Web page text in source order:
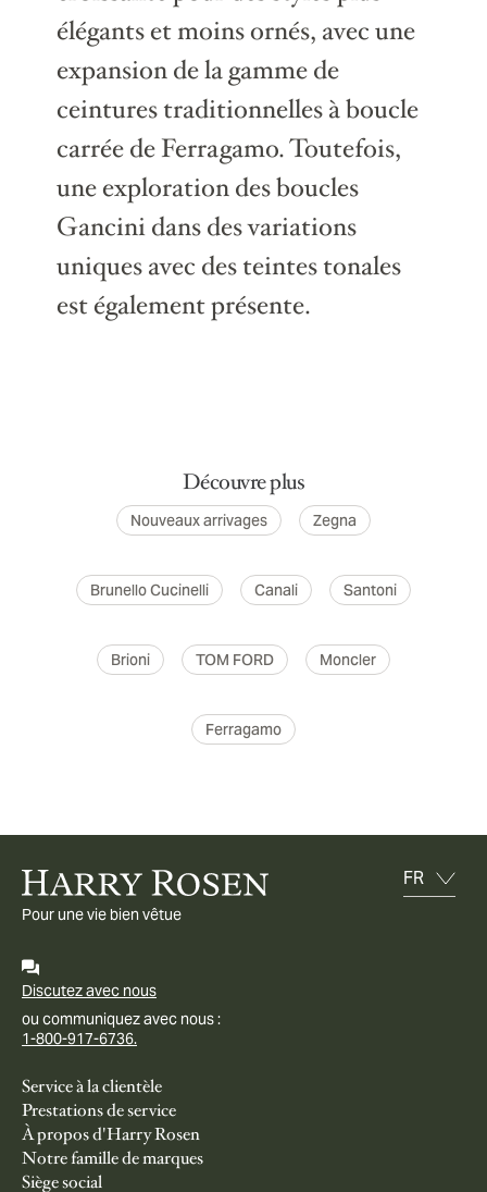
élégants et moins ornés, avec une
expansion de la gamme de
ceintures traditionnelles à boucle
carrée de Ferragamo. Toutefois,
une exploration des boucles
Gancini dans des variations
uniques avec des teintes tonales
est également présente.
Découvre plus
Nouveaux arrivages Zegna
Brunello Cucinelli Canali Santoni
Brioni TOM FORD Moncler
Ferragamo
Pour une vie bien vêtue
Discutez avec nous
ou communiquez avec nous :
1-800-917-6736.
Service à la clientèle
Prestations de service
À propos d'Harry Rosen
Notre famille de marques
Siège social